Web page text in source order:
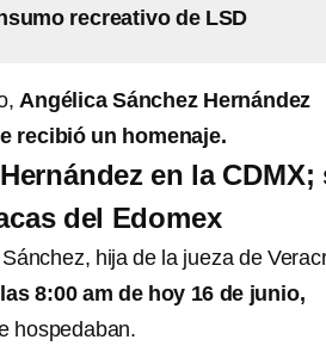
recreativo de LSD
Angélica Sánchez Hernández
recibió un homenaje.
en la CDMX;
del Edomex
hija de la jueza de
8:00 am de hoy 16 de junio,
hospedaban.